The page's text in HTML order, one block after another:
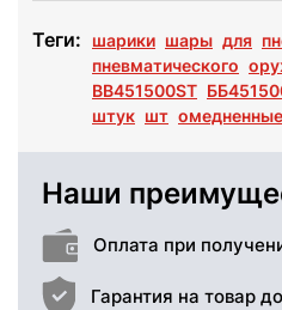
Теги: шарики шары для
пневматического
BB451500ST
штук шт омедненные
Наши
Оплата при
Гарантия на товар